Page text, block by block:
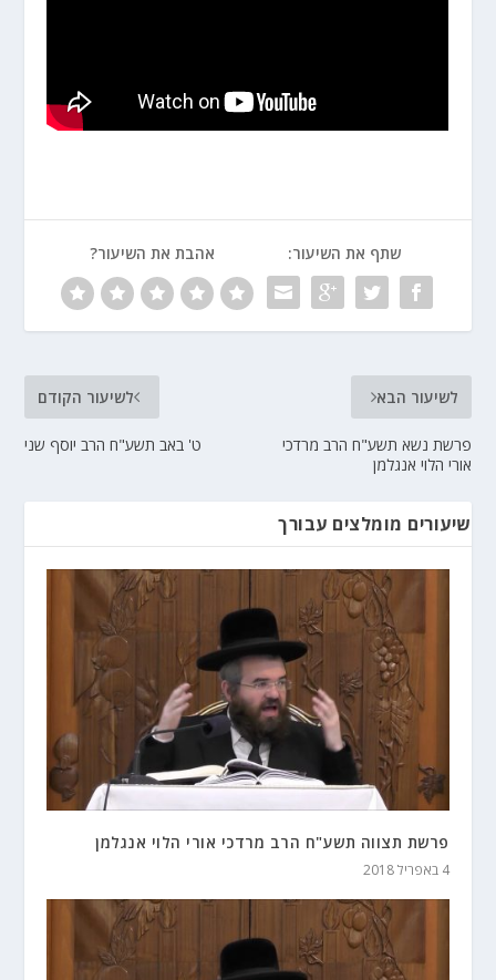
שתף את השיעור: אהבת את השיעור?
לשיעור הקודם
ט' באב תשע"ח הרב יוסף שני
לשיעור הבא
פרשת נשא תשע"ח הרב מרדכי
אורי הלוי אנגלמן
שיעורים מומלצים עבורך
פרשת תצווה תשע"ח הרב מרדכי אורי הלוי אנגלמן
4 באפריל 2018